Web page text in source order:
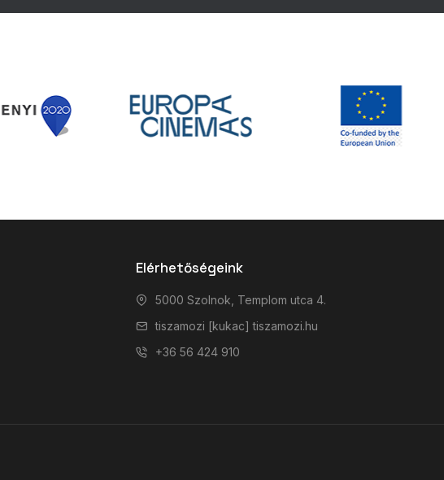
Elérhetőségeink
5000 Szolnok, Templom utca 4.
tiszamozi [kukac] tiszamozi.hu
+36 56 424 910